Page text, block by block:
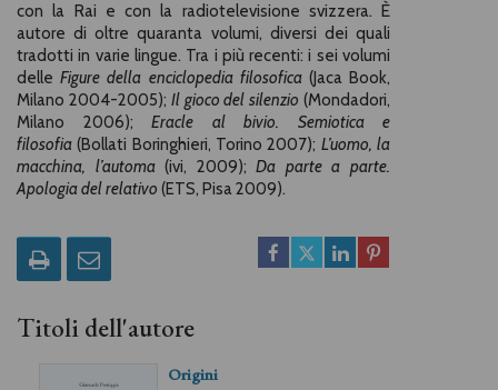
con la Rai e con la radiotelevisione svizzera. È
autore di oltre quaranta volumi, diversi dei quali
tradotti in varie lingue. Tra i più recenti: i sei volumi
delleFigure della enciclopedia filosofica(Jaca Book,
Milano 2004-2005); Il gioco del silenzio (Mondadori,
Milano 2006); Eracle al bivio. Semiotica e
filosofia(Bollati Boringhieri, Torino 2007); L’uomo, la
macchina, l’automa(ivi, 2009);Da parte a parte.
Apologia del relativo (ETS, Pisa 2009).
Titoli dell'autore
Origini